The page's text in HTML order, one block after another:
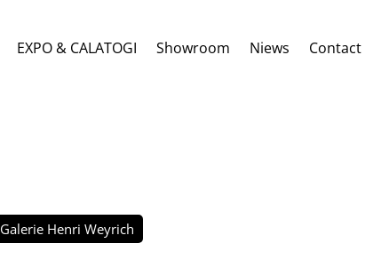
EXPO & CALATOGI Showroom Niews Contact
Galerie Henri Weyrich